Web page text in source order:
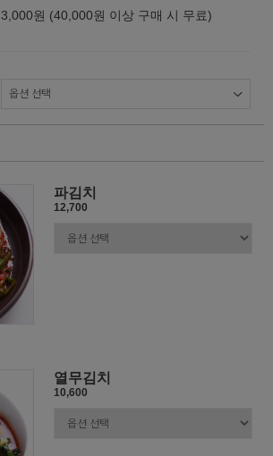
3,000원 (40,000원 이상 구매 시 무료)
파김치
12,700
열무김치
10,600